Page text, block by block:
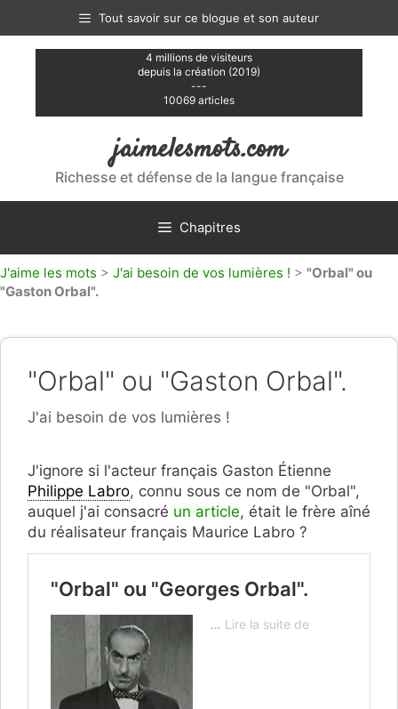
contenu
Tout savoir sur ce blogue et son auteur
4 millions de visiteurs
depuis la création (2019)
---
10069 articles
jaimelesmots.com
Richesse et défense de la langue française
Chapitres
J'aime les mots > J'ai besoin de vos lumières ! > "Orbal" ou
"Gaston Orbal".
"Orbal" ou "Gaston Orbal".
Catégories
J'ai besoin de vos lumières !
J'ignore si l'acteur français Gaston Étienne
Philippe Labro, connu sous ce nom de "Orbal",
auquel j'ai consacré un article, était le frère aîné
du réalisateur français Maurice Labro ?